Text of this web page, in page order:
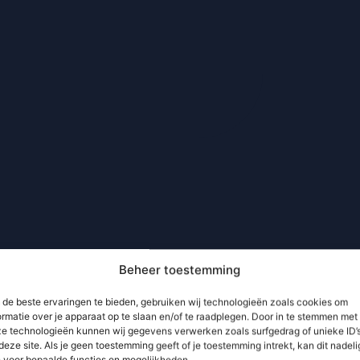
Beheer toestemming
de beste ervaringen te bieden, gebruiken wij technologieën zoals cookies om
over je apparaat op te slaan en/of te raadplegen. Door in te stemmen met
technologieën kunnen wij gegevens verwerken zoals surfgedrag of unieke
site. Als je geen toestemming geeft of je toestemming intrekt, kan dit